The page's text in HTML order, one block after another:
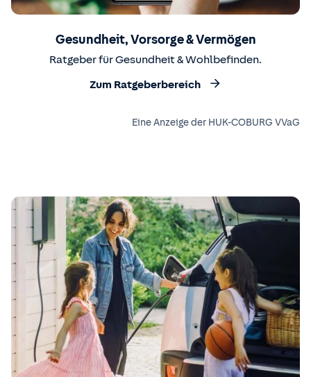
Gesundheit, Vorsorge & Vermögen
Ratgeber für Gesundheit & Wohlbefinden.
Zum Ratgeberbereich
Eine Anzeige der HUK-COBURG VVaG